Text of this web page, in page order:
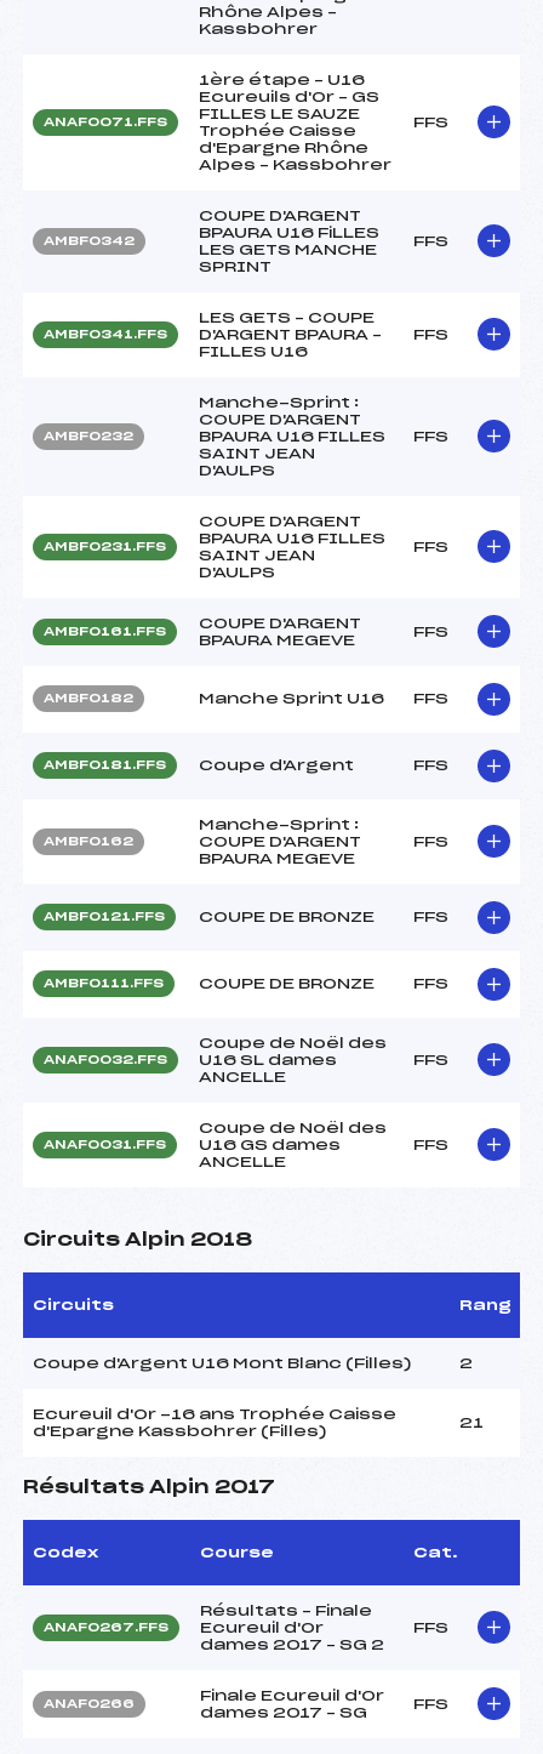
Rhône Alpes –
Kassbohrer
ANAF0071.FFS
1ère étape – U16
Ecureuils d'Or – GS
FILLES LE SAUZE
Trophée Caisse
d'Epargne Rhône
Alpes – Kassbohrer
FFS
AMBF0342
COUPE D'ARGENT
BPAURA U16 FiLLES
LES GETS MANCHE
SPRINT
FFS
AMBF0341.FFS
LES GETS – COUPE
D'ARGENT BPAURA –
FILLES U16
FFS
AMBF0232
Manche-Sprint :
COUPE D'ARGENT
BPAURA U16 FILLES
SAINT JEAN
D'AULPS
FFS
AMBF0231.FFS
COUPE D'ARGENT
BPAURA U16 FILLES
SAINT JEAN
D'AULPS
FFS
AMBF0161.FFS
COUPE D'ARGENT
BPAURA MEGEVE
FFS
AMBF0182 Manche Sprint U16 FFS
AMBF0181.FFS Coupe d'Argent FFS
AMBF0162
Manche-Sprint :
COUPE D'ARGENT
BPAURA MEGEVE
FFS
AMBF0121.FFS COUPE DE BRONZE FFS
AMBF0111.FFS COUPE DE BRONZE FFS
ANAF0032.FFS
Coupe de Noël des
U16 SL dames
ANCELLE
FFS
ANAF0031.FFS
Coupe de Noël des
U16 GS dames
ANCELLE
FFS
Circuits Alpin 2018
Circuits Rang
Coupe d'Argent U16 Mont Blanc (Filles) 2
Ecureuil d'Or -16 ans Trophée Caisse
d'Epargne Kassbohrer (Filles)
21
Résultats Alpin 2017
Codex Course Cat.
ANAF0267.FFS
Résultats – Finale
Ecureuil d'Or
dames 2017 – SG 2
FFS
ANAF0266
Finale Ecureuil d'Or
dames 2017 – SG
FFS